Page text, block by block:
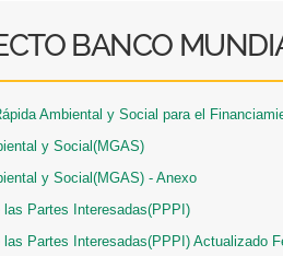
BANCO
Ambiental y Social para el
y Social(MGAS)
y Social(MGAS) - Anexo
Partes Interesadas(PPPI)
Partes Interesadas(PPPI) Actualizado